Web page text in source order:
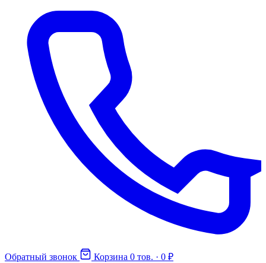
Обратный звонок Корзина 0 тов. · 0 ₽